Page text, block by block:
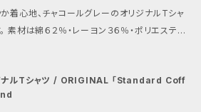
か着心地、チャコールグレーのオリジナルTシャ
ル
後と なっております。多少の個体差がございま
ナルTシャツ / ORIGINAL 「Standard Coff
nd